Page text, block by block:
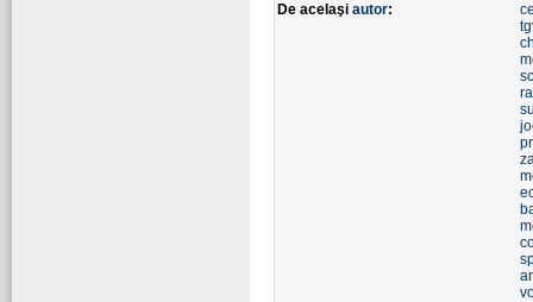
De acelaşi autor: